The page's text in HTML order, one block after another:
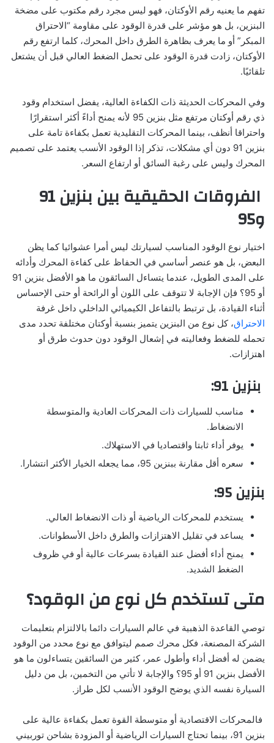
تفهم ما يعنيه رقم الأوكتان، فهو ليس مجرد رقم مكتوب على مضخة
البنزين، بل هو مؤشر على قدرة الوقود على مقاومة “الاحتراق
المبكر” أو ما يعرف بظاهرة الطرق داخل المحرك، كلما ارتفع رقم
الأوكتان، زادت قدرة الوقود على تحمل الضغط العالي قبل أن يشتعل
تلقائيًا.
وفي المحركات الحديثة ذات الكفاءة العالية، يفضل استخدام وقود
ذي رقم أوكتان مرتفع مثل بنزين 95 لأنه يمنح أداءً أكثر استقرارًا
واحتراقا أنظف، بينما المحركات التقليدية تعمل بكفاءة تامة على
بنزين 91 دون أي مشكلات، تذكر إذا الوقود الأنسب يعتمد على تصميم
المحرك وليس على رغبة السائق أو ارتفاع السعر.
الفروقات الحقيقية بين بنزين 91
و95
اختيار نوع الوقود المناسب لسيارتك ليس أمرا عشوائيا كما يظن
البعض، بل هو عنصر أساسي في الحفاظ على كفاءة المحرك وأدائه
على المدى الطويل، عندما يتساءل السائقون ما هو الأفضل بنزين 91
أو 95؟ فإن الإجابة لا تتوقف على اللون أو الرائحة أو حتى الإحساس
أثناء القيادة، بل ترتبط بالتفاعل الكيميائي الداخلي داخل غرفة
الاحتراق، كل نوع من البنزين يتميز بنسبة أوكتان مختلفة تحدد مدى
تحمله للضغط وفعاليته في إشعال الوقود دون حدوث طرق أو
اهتزازات.
بنزين 91:
مناسب للسيارات ذات المحركات العادية والمتوسطة
الانضغاط.
يوفر أداء ثابتا واقتصاديا في الاستهلاك.
سعره أقل مقارنة ببنزين 95، مما يجعله الخيار الأكثر انتشارا.
بنزين 95:
يستخدم للمحركات الرياضية أو ذات الانضغاط العالي.
يساعد في تقليل الاهتزازات والطرق داخل الأسطوانات.
يمنح أداء أفضل عند القيادة بسرعات عالية أو في ظروف
الضغط الشديد.
متى تستخدم كل نوع من الوقود؟
توصي القاعدة الذهبية في عالم السيارات دائما بالالتزام بتعليمات
الشركة المصنعة، فكل محرك صمم ليتوافق مع نوع محدد من الوقود
يضمن له أفضل أداء وأطول عمر، كثير من السائقين يتساءلون ما هو
الأفضل بنزين 91 أو 95؟ والإجابة لا تأتي من التخمين، بل من دليل
السيارة نفسه الذي يوضح الوقود الأنسب لكل طراز.
فالمحركات الاقتصادية أو متوسطة القوة تعمل بكفاءة عالية على
بنزين 91، بينما تحتاج السيارات الرياضية أو المزودة بشاحن توربيني